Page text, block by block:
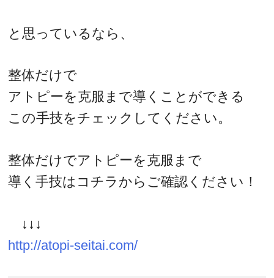
と思っているなら、
整体だけで
アトピーを克服まで導くことができる
この手技をチェックしてください。
整体だけでアトピーを克服まで
導く手技はコチラからご確認ください！
↓↓↓
http://atopi-seitai.com/